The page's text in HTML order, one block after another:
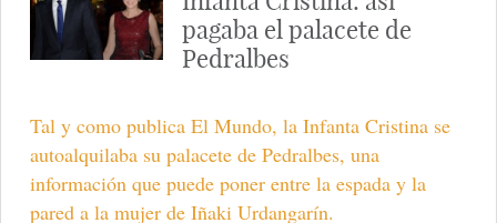
pagaba el palacete de
Pedralbes
Tal y como publica El Mundo, la Infanta Cristina se
autoalquilaba su palacete de Pedralbes, una
información que puede poner entre la espada y la
pared a la mujer de Iñaki Urdangarín.